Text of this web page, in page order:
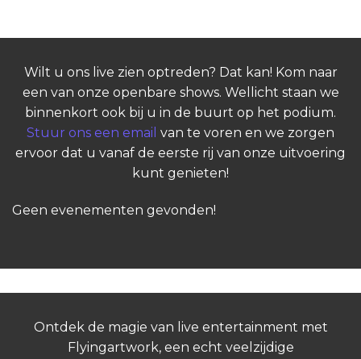
Wilt u ons live zien optreden? Dat kan! Kom naar
een van onze openbare shows. Wellicht staan we
binnenkort ook bij u in de buurt op het podium.
Stuur ons een email van te voren en we zorgen
ervoor dat u vanaf de eerste rij van onze uitvoering
kunt genieten!
Geen evenementen gevonden!
Ontdek de magie van live entertainment met
Flyingartwork, een echt veelzijdige